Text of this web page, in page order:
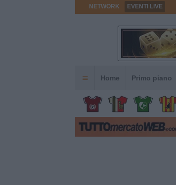
NETWORK EVENTI LIVE
Home Primo piano